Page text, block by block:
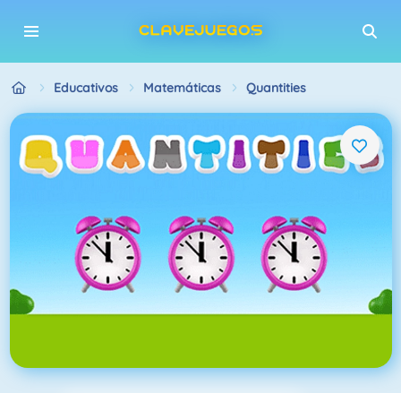
Educativos Matemáticas Quantities